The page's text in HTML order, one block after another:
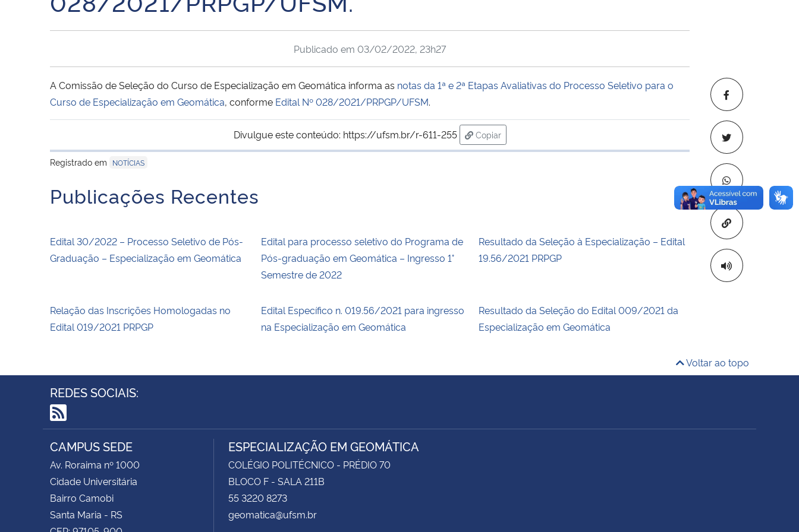
Copiar para
Publicado em 03/02/2022, 23h27
A Comissão de Seleção do Curso de Especialização em Geomática informa as notas da 1ª e 2ª Etapas Avaliativas do Processo Seletivo para o
Curso de Especialização em Geomática, conforme Edital Nº 028/2021/PRPGP/UFSM.
Divulgue este conteúdo: https://ufsm.br/r-611-255
Copiar
para área de transferência
Registrado em
NOTÍCIAS
Publicações Recentes
Edital 30/2022 – Processo Seletivo de Pós-
Graduação – Especialização em Geomática
Edital para processo seletivo do Programa de
Pós-graduação em Geomática – Ingresso 1°
Semestre de 2022
Resultado da Seleção à Especialização – Edital
19.56/2021 PRPGP
Relação das Inscrições Homologadas no
Edital 019/2021 PRPGP
Edital Específico n. 019.56/2021 para ingresso
na Especialização em Geomática
Resultado da Seleção do Edital 009/2021 da
Especialização em Geomática
Voltar ao topo
REDES SOCIAIS:
RSS
CAMPUS SEDE
Av. Roraima nº 1000
Cidade Universitária
Bairro Camobi
Santa Maria - RS
ESPECIALIZAÇÃO EM GEOMÁTICA
COLÉGIO POLITÉCNICO - PRÉDIO 70
BLOCO F - SALA 211B
55 3220 8273
geomatica@ufsm.br